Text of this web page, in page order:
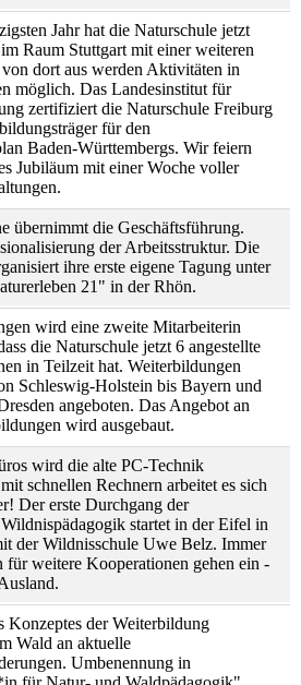
Jahr hat die Naturschule jetzt
Raum Stuttgart mit einer weiteren
dort aus werden Aktivitäten in
möglich. Das Landesinstitut für
zertifiziert die Naturschule Freiburg
für den
Baden-Württembergs. Wir feiern
Jubiläum mit einer Woche voller
übernimmt die Geschäftsführung.
der Arbeitsstruktur. Die
ihre erste eigene Tagung unter
21" in der Rhön.
wird eine zweite Mitarbeiterin
die Naturschule jetzt 6 angestellte
in Teilzeit hat. Weiterbildungen
Schleswig-Holstein bis Bayern und
angeboten. Das Angebot an
wird ausgebaut.
wird die alte PC-Technik
schnellen Rechnern arbeitet es sich
Der erste Durchgang der
startet in der Eifel in
der Wildnisschule Uwe Belz. Immer
für weitere Kooperationen gehen ein -
Konzeptes der Weiterbildung
Wald an aktuelle
Umbenennung in